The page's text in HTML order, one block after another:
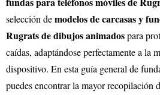
selección demodelos de carcasas y
Rugrats de dibujos animadospara
caídas, adaptándose perfectamente a la
dispositivo. En esta guía general de
puedes encontrar la mayor recopilación